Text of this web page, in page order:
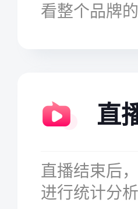
看整个品牌
直
直播结束后
进行统计分